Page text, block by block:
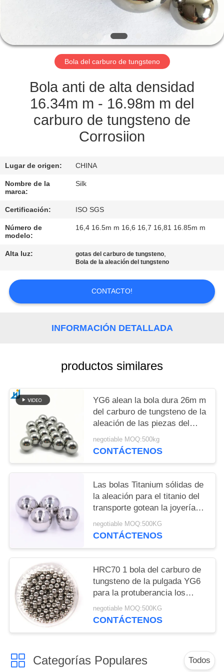
DE
CALIDAD
ÉNTRENOS
CONTACTO
NOTICIAS
CASOS
PIDA
MAPA
DEL
Bola del carburo de tungsteno
Bola anti de alta densidad
16.34m m - 16.98m m del
carburo de tungsteno de
Corrosiion
Lugar de origen: CHINA
Nombre de la
marca:
Silk
Certificación: ISO SGS
Número de
modelo:
16,4 16.5m m 16,6 16,7 16,81 16.85m m
Alta luz: gotas del carburo de tungsteno,
Bola de la aleación del tungsteno
CONTACTO!
INFORMACIÓN DETALLADA
productos similares
YG6 alean la bola dura 26m m
del carburo de tungsteno de la
aleación de las piezas del
desgaste del carburo de
tungsteno de la bola de acero
negotiable MOQ:500kg
CONTÁCTENOS
Las bolas Titanium sólidas de
la aleación para el titanio del
transporte gotean la joyería
que hace 4m m 5m m 6m m
8m m
negotiable MOQ:500KG
CONTÁCTENOS
HRC70 1 bola del carburo de
tungsteno de la pulgada YG6
para la protuberancia los
32MM del agujero los 8MM
10M M
negotiable MOQ:500KG
CONTÁCTENOS
Categorías Populares Todos